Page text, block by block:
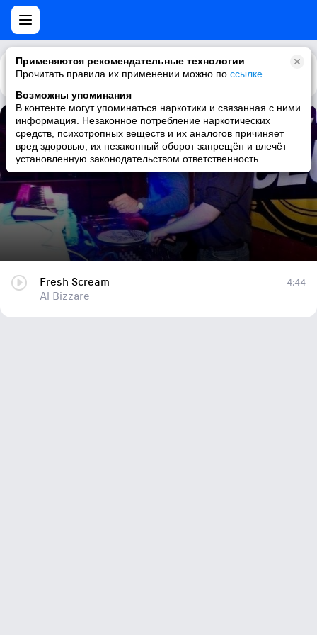
Применяются рекомендательные технологии
Прочитать правила их применении можно по ссылке
Возможны упоминания
В контенте могут упоминаться наркотики и связанная с ними
информация. Незаконное потребление наркотических
средств, психотропных веществ и их аналогов причиняет
вред здоровью, их незаконный оборот запрещён и влечёт
установленную законодательством ответственность
Каталог Рекомендации
Fresh Scream
Al Bizzare
Fresh Scream
Al Bizzare
4:44